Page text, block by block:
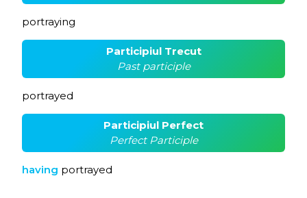
portraying
Participiul Trecut
Past participle
portrayed
Participiul Perfect
Perfect Participle
having portrayed